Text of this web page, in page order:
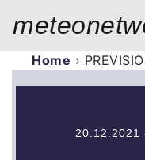
Home ›
20.12.2021